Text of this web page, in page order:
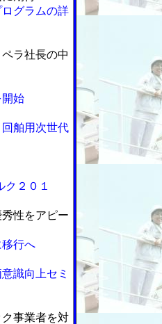
グラムの詳
ラ社長の中
始
舶用次世代
２０１
性をアピー
行へ
識向上セミ
事業者を対